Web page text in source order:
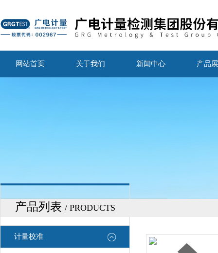
网站首页 关于我们 新闻中心 产品
产品列表 / PRODUCTS
计量校准